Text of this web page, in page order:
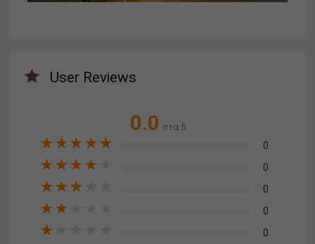
User Reviews
0.0 στα 5
★★★★★ 0
★★★★ 0
★★★ 0
★★ 0
★ 0